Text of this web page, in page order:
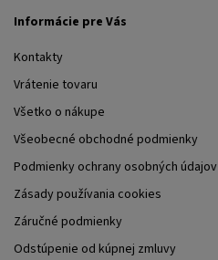
Informácie pre Vás
Kontakty
Vrátenie tovaru
Všetko o nákupe
Všeobecné obchodné podmienky
Podmienky ochrany osobných údajov
Zásady používania cookies
Záručné podmienky
Odstúpenie od kúpnej zmluvy